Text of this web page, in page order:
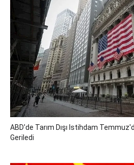
ABD'de Tarım Dışı Istihdam
Geriledi